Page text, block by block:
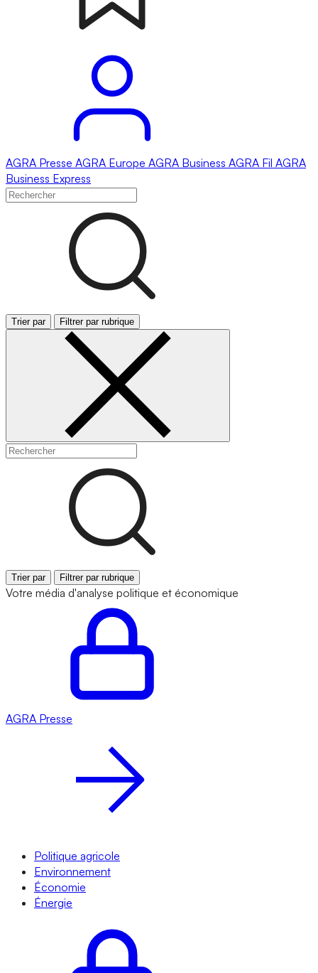
AGRA Presse AGRA Europe AGRA Business AGRA Fil AGRA
Business Express
Trier par Filtrer par rubrique
Trier par Filtrer par rubrique
Votre média d'analyse politique et économique
AGRA Presse
Politique agricole
Environnement
Économie
Énergie